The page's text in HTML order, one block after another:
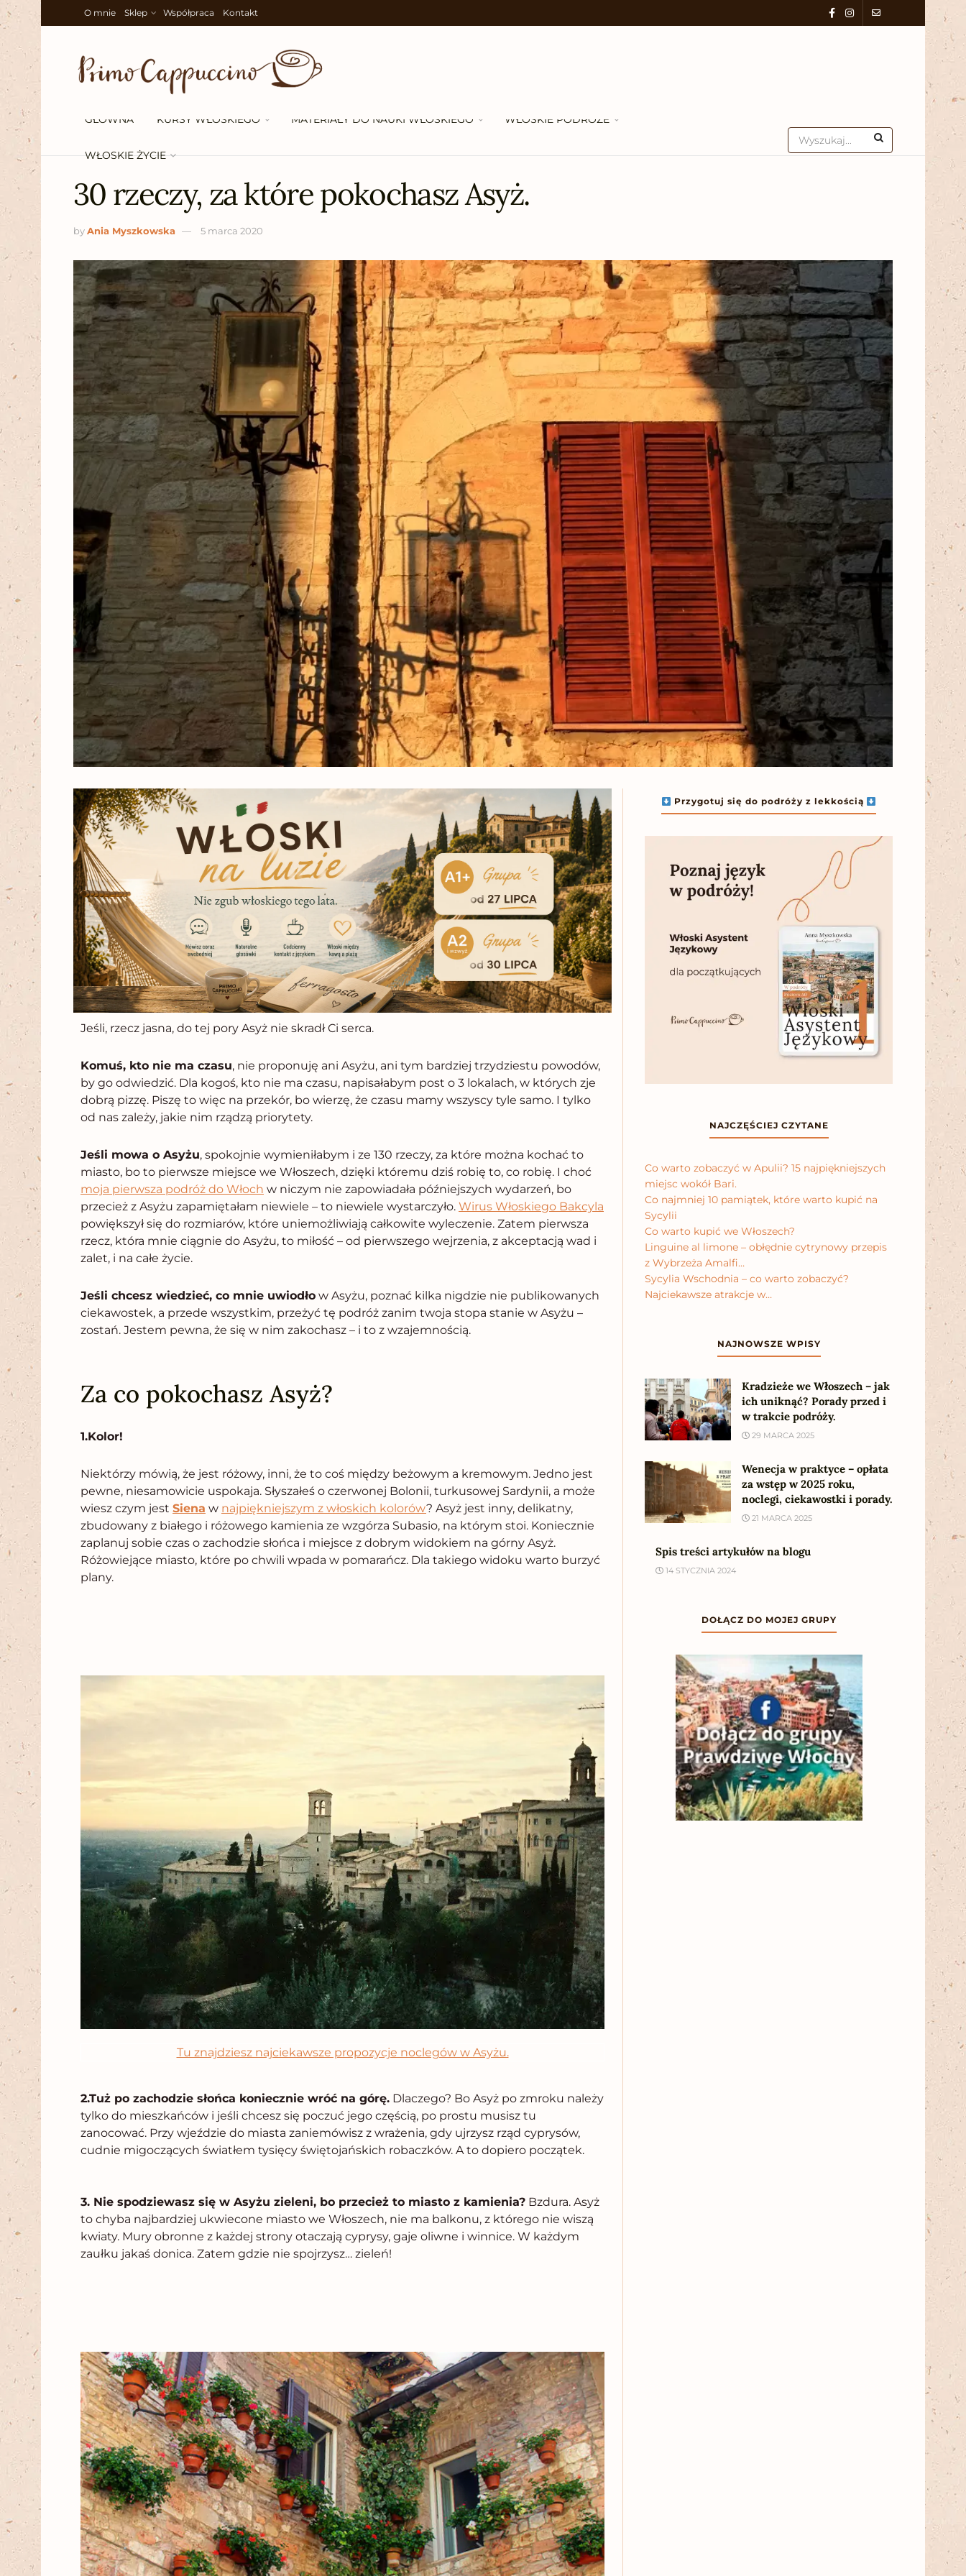
O mnie Sklep Współpraca Kontakt
GŁÓWNA KURSY WŁOSKIEGO MATERIAŁY DO NAUKI WŁOSKIEGO WŁOSKIE PODRÓŻE
WŁOSKIE ŻYCIE
30 rzeczy, za które pokochasz Asyż.
byAnia Myszkowska 5 marca 2020
Jeśli, rzecz jasna, do tej pory Asyż nie skradł Ci serca.
Komuś, kto nie ma czasu, nie proponuję ani Asyżu, ani tym bardziej trzydziestu powodów,
by go odwiedzić. Dla kogoś, kto nie ma czasu, napisałabym post o 3 lokalach, w których zje
dobrą pizzę. Piszę to więc na przekór, bo wierzę, że czasu mamy wszyscy tyle samo. I tylko
od nas zależy, jakie nim rządzą priorytety.
Jeśli mowa o Asyżu, spokojnie wymieniłabym i ze 130 rzeczy, za które można kochać to
miasto, bo to pierwsze miejsce we Włoszech, dzięki któremu dziś robię to, co robię. I choć
moja pierwsza podróż do Włoch w niczym nie zapowiadała późniejszych wydarzeń, bo
przecież z Asyżu zapamiętałam niewiele – to niewiele wystarczyło. Wirus Włoskiego Bakcyla
powiększył się do rozmiarów, które uniemożliwiają całkowite wyleczenie. Zatem pierwsza
rzecz, która mnie ciągnie do Asyżu, to miłość – od pierwszego wejrzenia, z akceptacją wad i
zalet, i na całe życie.
Jeśli chcesz wiedzieć, co mnie uwiodło w Asyżu, poznać kilka nigdzie nie publikowanych
ciekawostek, a przede wszystkim, przeżyć tę podróż zanim twoja stopa stanie w Asyżu –
zostań. Jestem pewna, że się w nim zakochasz – i to z wzajemnością.
Za co pokochasz Asyż?
1.Kolor!
Niektórzy mówią, że jest różowy, inni, że to coś między beżowym a kremowym. Jedno jest
pewne, niesamowicie uspokaja. Słyszałeś o czerwonej Bolonii, turkusowej Sardynii, a może
wiesz czym jest Siena w najpiękniejszym z włoskich kolorów? Asyż jest inny, delikatny,
zbudowany z białego i różowego kamienia ze wzgórza Subasio, na którym stoi. Koniecznie
zaplanuj sobie czas o zachodzie słońca i miejsce z dobrym widokiem na górny Asyż.
Różowiejące miasto, które po chwili wpada w pomarańcz. Dla takiego widoku warto burzyć
plany.
Tu znajdziesz najciekawsze propozycje noclegów w Asyżu.
2.Tuż po zachodzie słońca koniecznie wróć na górę. Dlaczego? Bo Asyż po zmroku należy
tylko do mieszkańców i jeśli chcesz się poczuć jego częścią, po prostu musisz tu
zanocować. Przy wjeździe do miasta zaniemówisz z wrażenia, gdy ujrzysz rząd cyprysów,
cudnie migoczących światłem tysięcy świętojańskich robaczków. A to dopiero początek.
3. Nie spodziewasz się w Asyżu zieleni, bo przecież to miasto z kamienia? Bzdura. Asyż
to chyba najbardziej ukwiecone miasto we Włoszech, nie ma balkonu, z którego nie wiszą
kwiaty. Mury obronne z każdej strony otaczają cyprysy, gaje oliwne i winnice. W każdym
zaułku jakaś donica. Zatem gdzie nie spojrzysz… zieleń!
Przygotuj się do podróży z lekkością
NAJCZĘŚCIEJ CZYTANE
Co warto zobaczyć w Apulii? 15 najpiękniejszych
miejsc wokół Bari.
Co najmniej 10 pamiątek, które warto kupić na
Sycylii
Co warto kupić we Włoszech?
Linguine al limone – obłędnie cytrynowy przepis
z Wybrzeża Amalfi…
Sycylia Wschodnia – co warto zobaczyć?
Najciekawsze atrakcje w…
NAJNOWSZE WPISY
Kradzieże we Włoszech – jak
ich uniknąć? Porady przed i
w trakcie podróży.
29 MARCA 2025
Wenecja w praktyce – opłata
za wstęp w 2025 roku,
noclegi, ciekawostki i porady.
21 MARCA 2025
Spis treści artykułów na blogu
14 STYCZNIA 2024
DOŁĄCZ DO MOJEJ GRUPY